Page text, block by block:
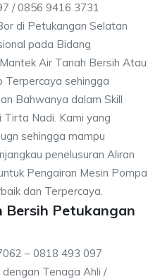
/ 0856 9416 3731
di Petukangan Selatan
pada Bidang
Air Tanah Bersih Atau
Terpercaya sehingga
Bahwanya dalam Skill
Tirta Nadi. Kami yang
sehingga mampu
penelusuran Aliran
Pengairan Mesin Pompa
dan Terpercaya.
Bersih Petukangan
– 0818 493 097
Tenaga Ahli /